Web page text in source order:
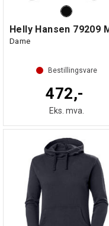
Dame
Bestillingsvare
472,-
Eks. mva.